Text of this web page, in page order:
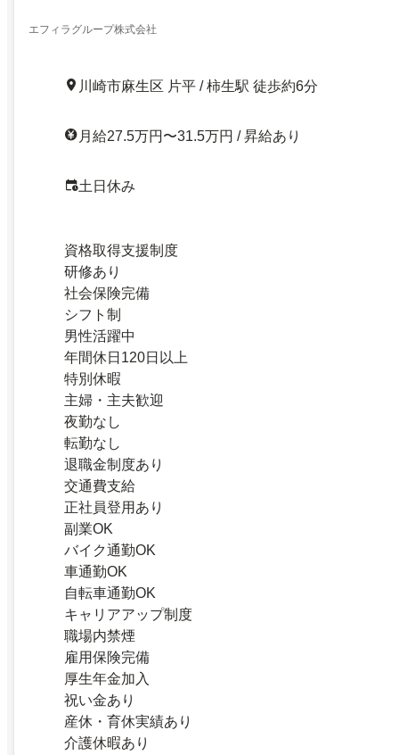
エフィラグループ株式会社
川崎市麻生区 片平 / 柿生駅 徒歩約6分
月給27.5万円〜31.5万円 / 昇給あり
土日休み
資格取得支援制度
研修あり
社会保険完備
シフト制
男性活躍中
年間休日120日以上
特別休暇
主婦・主夫歓迎
夜勤なし
転勤なし
退職金制度あり
交通費支給
正社員登用あり
副業OK
バイク通勤OK
車通勤OK
自転車通勤OK
キャリアアップ制度
職場内禁煙
雇用保険完備
厚生年金加入
祝い金あり
産休・育休実績あり
介護休暇あり